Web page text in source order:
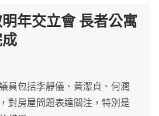
年交立會 長者公寓
包括李靜儀、黃潔貞、何潤
對房屋問題表達關注，特別是